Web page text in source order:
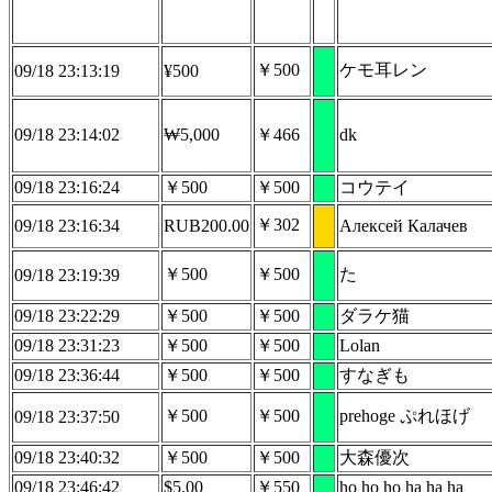
09/18 23:13:19 ¥500 ￥500 ケモ耳レン
09/18 23:14:02 ₩5,000 ￥466 dk
09/18 23:16:24 ￥500 ￥500 コウテイ
09/18 23:16:34 RUB200.00 ￥302 Алексей Калачев
09/18 23:19:39 ￥500 ￥500 た
09/18 23:22:29 ￥500 ￥500
ダラケ猫
09/18 23:31:23
￥500 ￥500
Lolan
09/18 23:36:44
￥500 ￥500 すなぎも
09/18 23:37:50 ￥500 ￥500 prehoge ぷれほげ
09/18 23:40:32 ￥500 ￥500
大森優次
09/18 23:46:42
$5.00 ￥550 ho ho ho ha ha ha